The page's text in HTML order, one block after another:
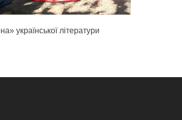
української літератури